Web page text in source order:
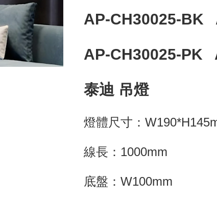
AP-CH30025-BK
AP-CH30025-PK
泰迪 吊燈
燈體尺寸：
線長：1000mm
底盤：W100mm